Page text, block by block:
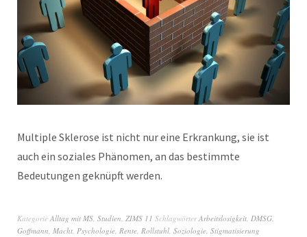
Multiple Sklerose ist nicht nur eine Erkrankung, sie ist
auch ein soziales Phänomen, an das bestimmte
Bedeutungen geknüpft werden.
Kategorie Alltag mit MS, Studien, ZIMS 11 SchlagwörterArbeitslosigkeit, DMSG,
Goffmann, Macht, Psychologie, Rente, Rollstuhl, Soziologie, Stigmatisierung